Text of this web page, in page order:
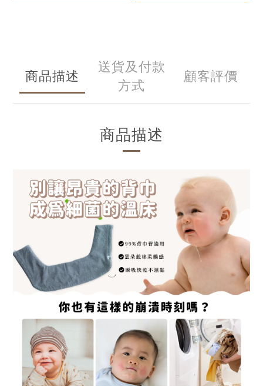
商品描述
送貨及付款
方式
顧客評價
商品描述